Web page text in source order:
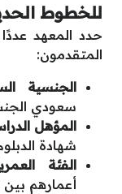
للخطوط
حدد المعهد
المتقدمون:
الجنسية
سعودي
المؤهل
شهادة
الفئة
أعمارهم بين 18 و26 عامًا.